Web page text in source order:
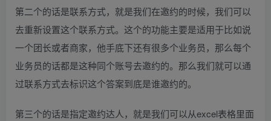
第二个的话是联系方式，就是我们在邀约的时候，我们可以
去重新设置这个联系方式。这个的功能主要是适用于比如说
一个团长或者商家，他手底下还有很多个业务员，那么每个
业务员的话都是这种同个账号去邀约的。那么我们就可以通
过联系方式去标识这个答案到底是谁邀约的。
第三个的话是指定邀约达人，就是我们可以从excel表格里面